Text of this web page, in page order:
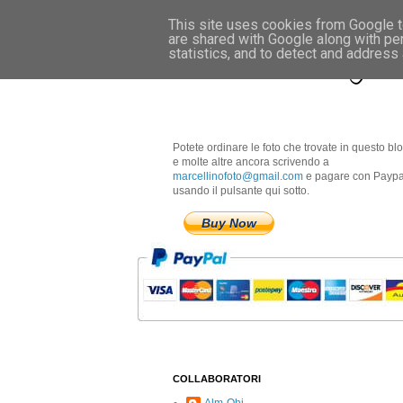
Marcellino
Potete ordinare le foto che trovate in questo
e molte altre ancora scrivendo a
marcellinofoto@gmail.com e pagare con
usando il pulsante qui sotto.
Buy Now
COLLABORATORI
This site uses cookies from Google
are shared with Google along with
statistics, and to detect and address